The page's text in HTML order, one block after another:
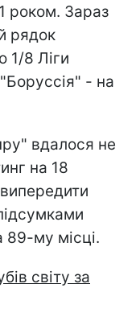
роком. Зараз
рядок
1/8 Ліги
- на
вдалося не
на 18
89-му місці.
світу за